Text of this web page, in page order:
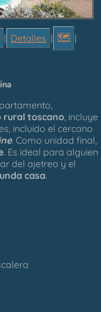
| Detalles | 🗺 |
rural toscano, incluye
incluido el cercano
. Como unidad final,
. Es ideal para alguien
del ajetreo y el
casa.